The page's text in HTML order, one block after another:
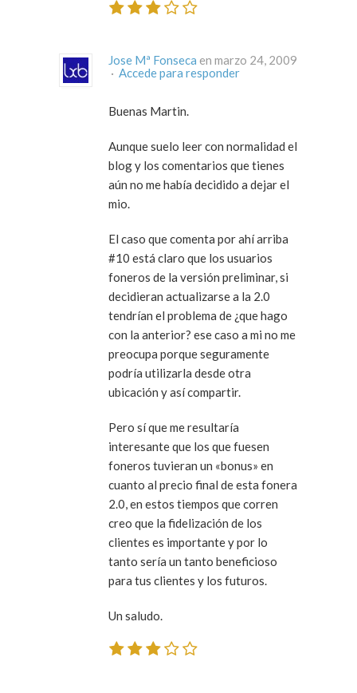
Jose Mª Fonseca en marzo 24, 2009
· Accede para responder
Buenas Martin.
Aunque suelo leer con normalidad el
blog y los comentarios que tienes
aún no me había decidido a dejar el
mio.
El caso que comenta por ahí arriba
#10 está claro que los usuarios
foneros de la versión preliminar, si
decidieran actualizarse a la 2.0
tendrían el problema de ¿que hago
con la anterior? ese caso a mi no me
preocupa porque seguramente
podría utilizarla desde otra
ubicación y así compartir.
Pero sí que me resultaría
interesante que los que fuesen
foneros tuvieran un «bonus» en
cuanto al precio final de esta fonera
2.0, en estos tiempos que corren
creo que la fidelización de los
clientes es importante y por lo
tanto sería un tanto beneficioso
para tus clientes y los futuros.
Un saludo.